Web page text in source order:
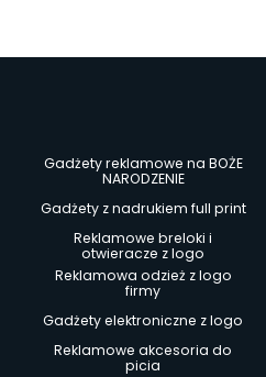
Gadżety reklamowe na BOŻE
NARODZENIE
Gadżety z nadrukiem full print
Reklamowe breloki i
otwieracze z logo
Reklamowa odzież z logo
firmy
Gadżety elektroniczne z logo
Reklamowe akcesoria do
picia